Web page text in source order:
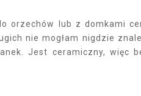
orzechów lub z domkami
nie mogłam nigdzie
Jest ceramiczny, więc